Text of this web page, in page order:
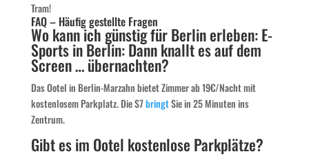
Tram!
FAQ – Häufig gestellte Fragen
Wo kann ich günstig für Berlin erleben: E-
Sports in Berlin: Dann knallt es auf dem
Screen … übernachten?
Das Ootel in Berlin-Marzahn bietet Zimmer ab 19€/Nacht mit
kostenlosem Parkplatz. Die S7bringtSie in 25 Minuten ins
Zentrum.
Gibt es im Ootel kostenlose Parkplätze?